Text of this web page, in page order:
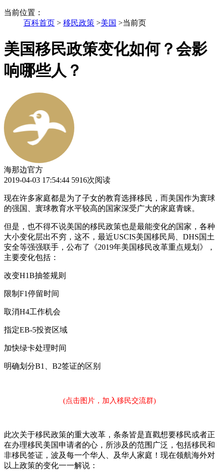
当前位置 ：
百科首页 > 移民政策 >美国 >当前页
美国移民政策变化如何？会影
响哪些人？
海那边官方
2019-04-03 17:54:44 5916次阅读
现在许多家庭都是为了子女的教育选择移民，而美国作为寰球
的强国、寰球教育水平较高的国家深受广大的家庭青睐。
但是，也不得不说美国的移民政策也是最能变化的国家，各种
大小变化层出不穷，这不，最近USCIS美国移民局、DHS国土
安全等强强联手，公布了《2019年美国移民改革重点规划》，
主要变化包括：
改变H1B抽签规则
限制F1停留时间
取消H4工作机会
指定EB-5投资区域
加快绿卡处理时间
明确划分B1、B2签证的区别
(点击图片，加入移民交流群)
此次关于移民政策的重大改革，条条皆是直戳想要移民或者正
在办理移民美国申请者的心，所涉及的范围广泛，包括移民和
非移民签证，波及每一个华人、及华人家庭！现在领航海外对
以上政策的变化一一解说：